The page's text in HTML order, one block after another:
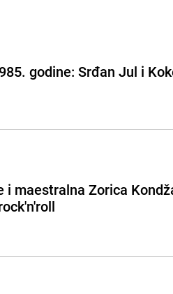
godine: Srđan Jul i
i maestralna Zorica